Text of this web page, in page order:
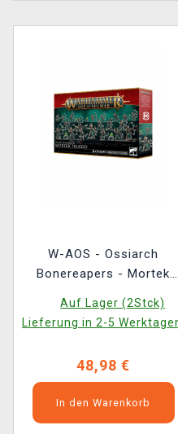
W-AOS - Ossiarch
Bonereapers - Mortek
Auf Lager (2Stck)
Lieferung in 2-5
48,98 €
In den Warenkorb